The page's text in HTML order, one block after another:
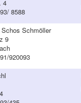
4
8588
Schmöller
9
920093